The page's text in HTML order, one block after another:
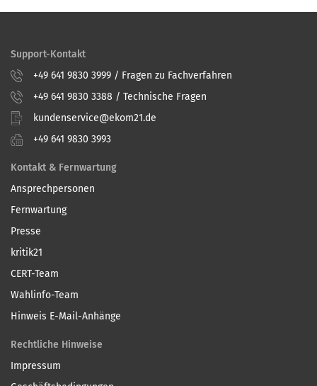
Support-Kontakt
+49 641 9830 3999 / Fragen zu Fachverfahren
+49 641 9830 3388 / Technische Fragen
kundenservice@ekom21.de
+49 641 9830 3993
Kontakt & Fernwartung
Ansprechpersonen
Fernwartung
Presse
kritik21
CERT-Team
Wahlinfo-Team
Hinweis E-Mail-Anhänge
Rechtliche Hinweise
Impressum